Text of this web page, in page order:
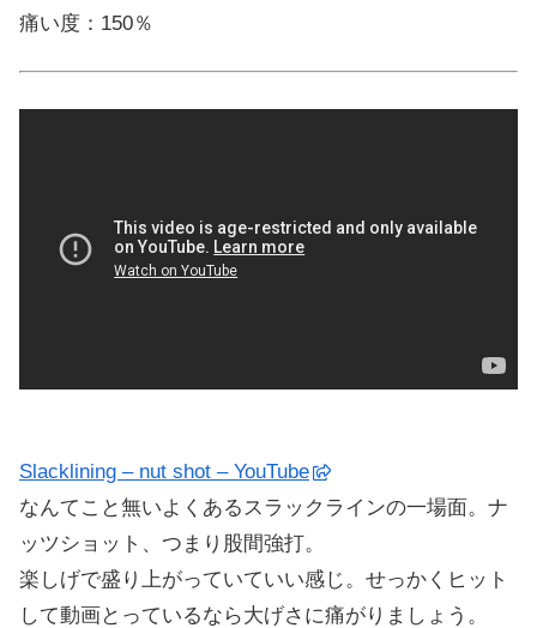
痛い度：150％
Slacklining – nut shot – YouTube
なんてこと無いよくあるスラックラインの一場面。ナ
ッツショット、つまり股間強打。
楽しげで盛り上がっていていい感じ。せっかくヒット
して動画とっているなら大げさに痛がりましょう。